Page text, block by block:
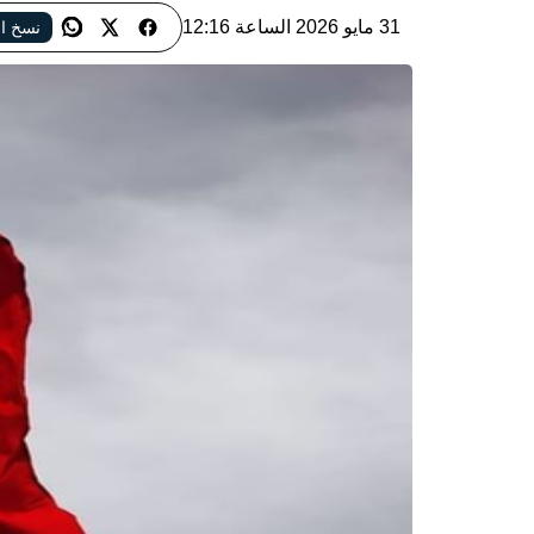
31 مايو 2026 الساعة 12:16 نسخ